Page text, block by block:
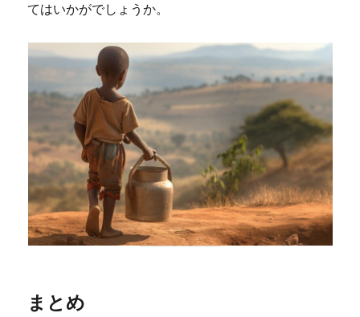
てはいかがでしょうか。
まとめ